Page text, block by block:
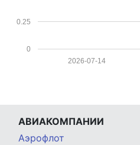
0
0.25
2026-07-14
АВИАКОМПАНИИ
Аэрофлот